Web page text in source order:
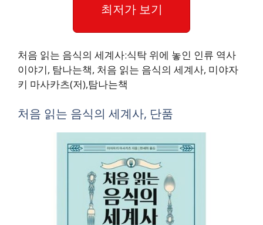
최저가 보기
처음 읽는 음식의 세계사:식탁 위에 놓인 인류 역사
이야기, 탐나는책, 처음 읽는 음식의 세계사, 미야자
키 마사카츠(저),탐나는책
처음 읽는 음식의 세계사, 단품